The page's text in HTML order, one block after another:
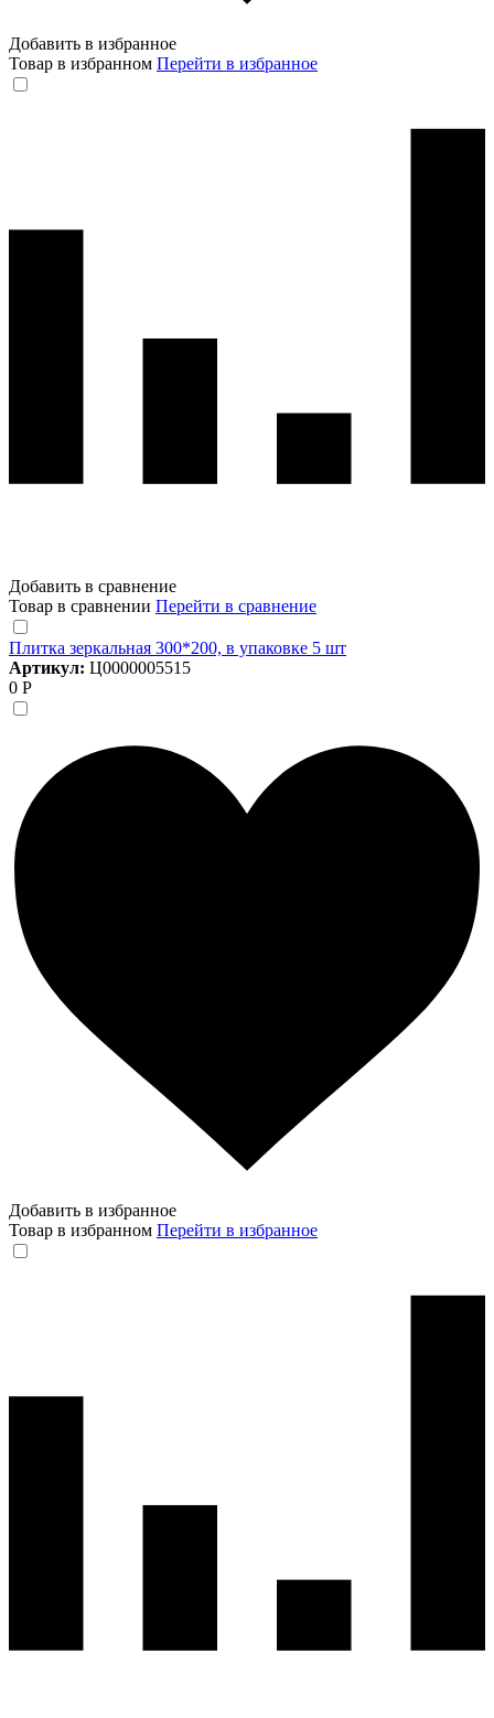
Добавить в избранное
Товар в избранном Перейти в избранное
Добавить в сравнение
Товар в сравнении Перейти в сравнение
Плитка зеркальная 300*200, в упаковке 5 шт
Артикул: Ц0000005515
0 Р
Добавить в избранное
Товар в избранном Перейти в избранное